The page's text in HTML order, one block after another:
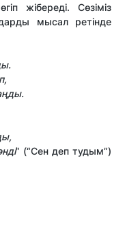
жібереді. Сөзіміз
мысал ретінде
ңды.
нді” (“Сен деп тудым”)